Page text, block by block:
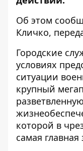
Об этом
Кличко,
Городские
условиях
ситуации
крупный
которой в
самая главная